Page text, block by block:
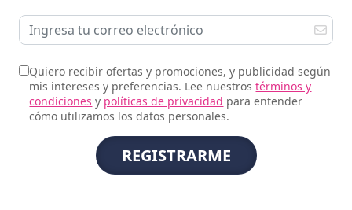
Quiero recibir ofertas y promociones, y publicidad según
mis intereses y preferencias. Lee nuestrostérminos y
condiciones y políticas de privacidad para entender
cómo utilizamos los datos personales.